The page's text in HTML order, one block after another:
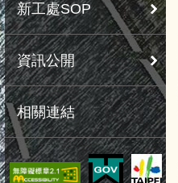
新工處SOP
資訊公開
相關連結